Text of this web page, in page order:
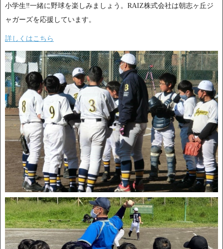
小学生‼一緒に野球を楽しみましょう。RAIZ株式会社は朝志ヶ丘ジ
ャガーズを応援しています。
詳しくはこちら